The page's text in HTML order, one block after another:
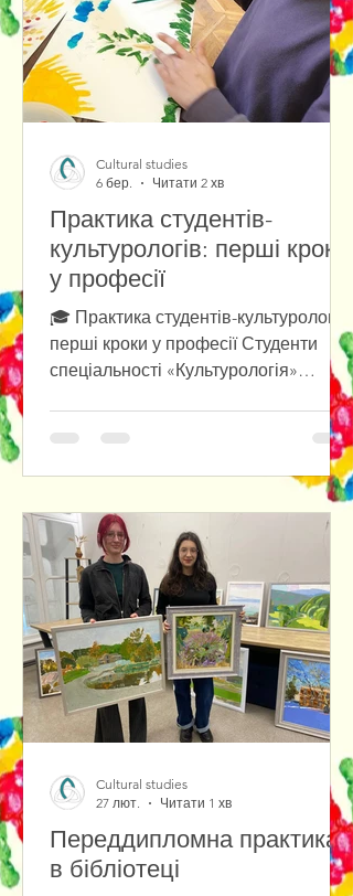
мистецтва. Живе знайомство з
театром допомогло не лише
розширити знання, а й
Практика студентів-
культурологів: перші кроки
у професії
🎓 Практика студентів-культурологів:
перші кроки у професії Студенти
спеціальності «Культурологія»
різних культурних установах Одеси.
ознайомитися з роботою закладів
культури, долучитися до реальних
професійних завдань, а також
отримати практичний досвід у сфері
культурної діяльності. Кожен студент
вів щоденник практики та підготував
підсумковий звіт, у якому
Cultural studies
6 бер.
Читати 2 хв
Переддипломна практика
в бібліотеці
Cultural studies
27 лют.
Читати 1 хв